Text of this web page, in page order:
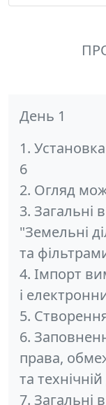
День 1
1.
6
2. Огляд
3. Загальні
"Земельні
та
4. Імпорт
і
5.
6.
права,
та
7. Загальні